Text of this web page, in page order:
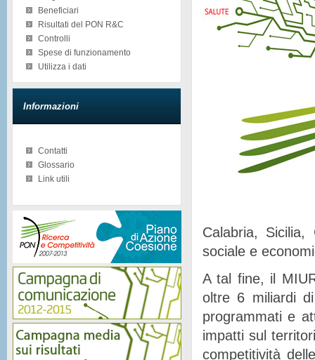
Beneficiari
Risultati del PON R&C
Controlli
Spese di funzionamento
Utilizza i dati
Informazioni
Contatti
Glossario
Link utili
Calabria, Sicilia,
sociale e
A tal fine, il
oltre 6 miliardi
programmati e
impatti sul
competitività